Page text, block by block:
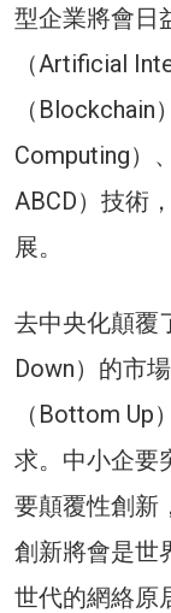
型企業將會日
（Artificial
（
Computing）
ABCD）技術
展。
去中央化顛覆
Down）的市
（Bottom Up
求。中小企要
要顛覆性創新
創新將會是世
世代的網絡原